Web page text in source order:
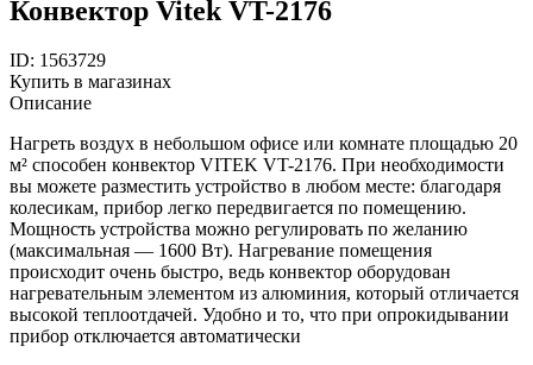
Конвектор Vitek VT-2176
ID: 1563729
Купить в магазинах
Описание
Нагреть воздух в небольшом офисе или комнате площадью 20
м² способен конвектор VITEK VT-2176. При необходимости
вы можете разместить устройство в любом месте: благодаря
колесикам, прибор легко передвигается по помещению.
Мощность устройства можно регулировать по желанию
(максимальная — 1600 Вт). Нагревание помещения
происходит очень быстро, ведь конвектор оборудован
нагревательным элементом из алюминия, который отличается
высокой теплоотдачей. Удобно и то, что при опрокидывании
прибор отключается автоматически